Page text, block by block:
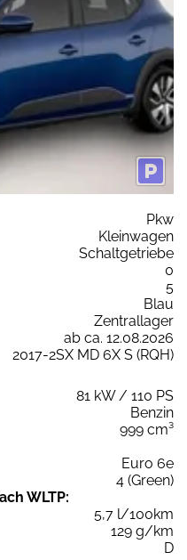
Pkw
Kleinwagen
Schaltgetriebe
0
5
Blau
Zentrallager
ab ca. 12.08.2026
2017-2SX MD 6X S (RQH)
81 kW / 110 PS
Benzin
999 cm³
Euro 6e
4 (Green)
WLTP:
5,7 l/100km
129 g/km
D